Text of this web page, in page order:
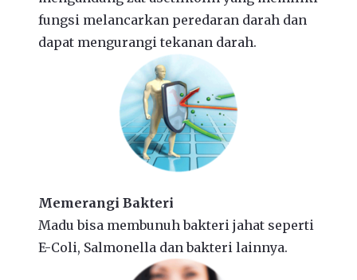
fungsi melancarkan peredaran darah dan
dapat mengurangi tekanan darah.
Memerangi Bakteri
Madu bisa membunuh bakteri jahat seperti
E-Coli, Salmonella dan bakteri lainnya.